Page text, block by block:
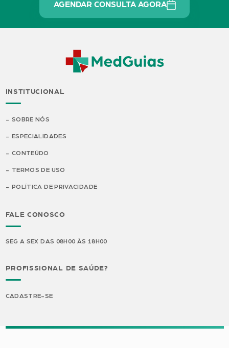
AGENDAR CONSULTA AGORA
INSTITUCIONAL
SOBRE NÓS
ESPECIALIDADES
CONTEÚDO
TERMOS DE USO
POLÍTICA DE PRIVACIDADE
FALE CONOSCO
SEG A SEX DAS 08H00 ÀS 18H00
PROFISSIONAL DE SAÚDE?
CADASTRE-SE